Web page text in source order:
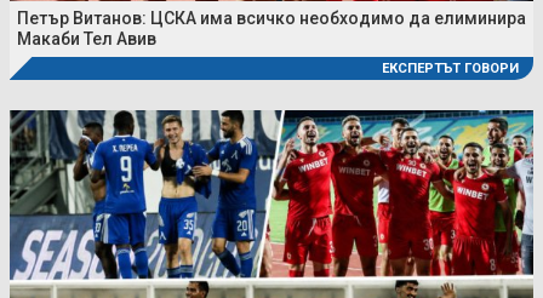
Петър Витанов: ЦСКА има всичко необходимо да елиминира
Макаби Тел Авив
ЕКСПЕРТЪТ ГОВОРИ